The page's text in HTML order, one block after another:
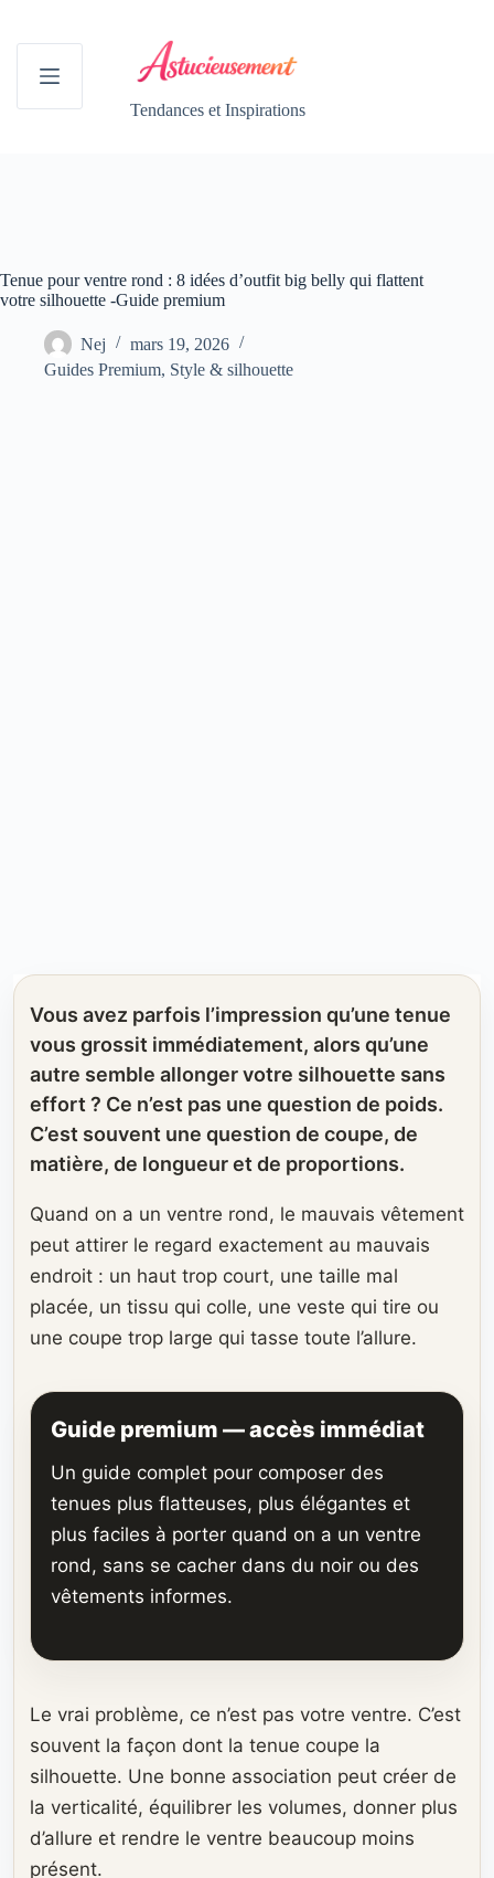
contenu
Tendances et Inspirations
Tenue pour ventre rond : 8 idées d’outfit big belly qui flattent
votre silhouette -Guide premium
Nej
mars 19, 2026
Guides Premium, Style & silhouette
Vous avez parfois l’impression qu’une tenue
vous grossit immédiatement, alors qu’une
autre semble allonger votre silhouette sans
effort ? Ce n’est pas une question de poids.
C’est souvent une question de coupe, de
matière, de longueur et de proportions.
Quand on a un ventre rond, le mauvais vêtement
peut attirer le regard exactement au mauvais
endroit : un haut trop court, une taille mal
placée, un tissu qui colle, une veste qui tire ou
une coupe trop large qui tasse toute l’allure.
Guide premium — accès immédiat
Un guide complet pour composer des
tenues plus flatteuses, plus élégantes et
plus faciles à porter quand on a un ventre
rond, sans se cacher dans du noir ou des
vêtements informes.
Le vrai problème, ce n’est pas votre ventre. C’est
souvent la façon dont la tenue coupe la
silhouette. Une bonne association peut créer de
la verticalité, équilibrer les volumes, donner plus
d’allure et rendre le ventre beaucoup moins
présent.